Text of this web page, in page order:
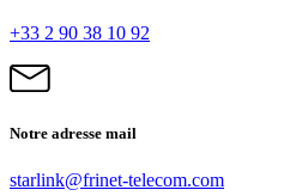
+33 2 90 38 10 92
Notre adresse mail
starlink@frinet-telecom.com